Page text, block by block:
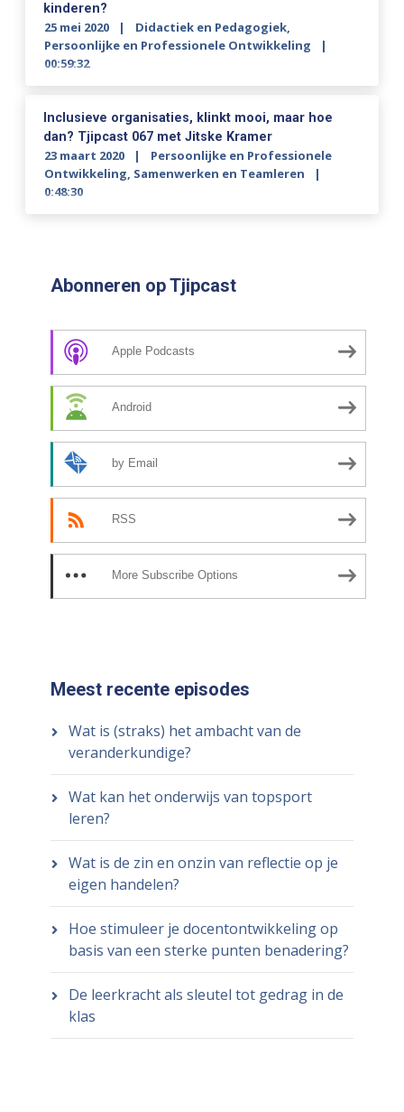
kinderen?
25 mei 2020 Didactiek en Pedagogiek,
Persoonlijke en Professionele Ontwikkeling
00:59:32
Inclusieve organisaties, klinkt mooi, maar hoe
dan? Tjipcast 067 met Jitske Kramer
23 maart 2020
Persoonlijke en Professionele
Ontwikkeling, Samenwerken en Teamleren
0:48:30
Abonneren op Tjipcast
Apple Podcasts
Android
by Email
RSS
More Subscribe Options
Meest recente episodes
Wat is (straks) het ambacht van de
veranderkundige?
Wat kan het onderwijs van topsport
leren?
Wat is de zin en onzin van reflectie op je
eigen handelen?
Hoe stimuleer je docentontwikkeling op
basis van een sterke punten benadering?
De leerkracht als sleutel tot gedrag in de
klas